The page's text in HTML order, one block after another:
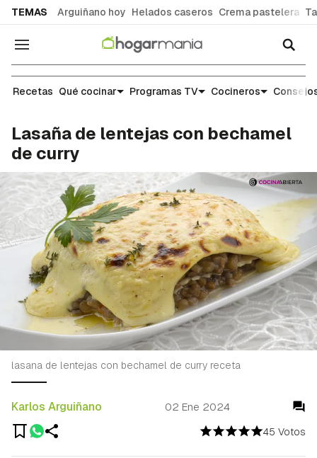
TEMAS Arguiñano hoy Helados caseros Crema pastelera
Navegación
Recetas
Recetas Qué cocinar Programas TV Cocineros
Lasaña de lentejas con bechamel
de curry
45 Votos
Karlos Arguiñano 02 Ene 2024
lasana de lentejas con bechamel de curry receta